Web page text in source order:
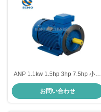
ANP 1.1kw 1.5hp 3hp 7.5hp 小ベ
ース 高功率 2840rpm ゴストモー
ター 20hp 15hp 10Hp 3相モータ
ー
お問い合わせ